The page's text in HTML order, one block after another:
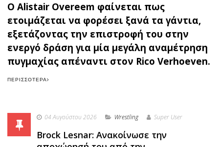
Ο Alistair Overeem φαίνεται πως
ετοιμάζεται να φορέσει ξανά τα γάντια,
εξετάζοντας την επιστροφή του στην
ενεργό δράση για μία μεγάλη αναμέτρηση
πυγμαχίας απέναντι στον Rico Verhoeven.
ΠΕΡΙΣΣΌΤΕΡΑ
04 Αυγούστου 2026 Wrestling Super User
Brock Lesnar: Ανακοίνωσε την